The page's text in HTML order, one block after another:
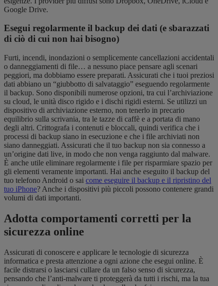
Google Drive.
Esegui regolarmente il backup dei dati (e sbarazzati
di ciò di cui non hai bisogno)
Furti, incendi, inondazioni o semplicemente cancellazioni accidentali
o danneggiamenti di file… a nessuno piace pensare agli scenari
peggiori, ma dobbiamo essere preparati. Assicurati che i tuoi preziosi
dati abbiano un “giubbotto di salvataggio” eseguendo regolarmente
il backup. Sono disponibili numerose opzioni, tra cui l’archiviazione
su cloud, le unità disco rigido e i dischi rigidi esterni. Se utilizzi un
dispositivo di archiviazione esterno, non tenerlo in precario
equilibrio sulla scrivania, tra le tazze di caffè e a portata di mano
degli altri. Crittografa i contenuti e bloccali, quindi verifica che i
processi di backup siano in esecuzione e che i file archiviati non
siano danneggiati. Assicurati che il tuo backup non sia connesso a
un’origine dati live, in modo che non venga raggiunto dal malware.
È anche utile eliminare regolarmente i file per risparmiare spazio per
gli elementi veramente importanti. Hai anche eseguito il backup del
tuo telefono Android o sai come eseguire il backup e il ripristino del
tuo iPhone? Anche i dispositivi più piccoli possono contenere grandi
volumi di dati importanti.
Adotta comportamenti corretti per la
sicurezza online
Assicurati di conoscere e applicare le tecnologie di sicurezza
informatica e presta attenzione a ogni azione che esegui online. È
facile distrarsi o lasciarsi cullare da un falso senso di sicurezza,
pensando che l’anti-malware ti proteggerà da tutti i rischi, ma la tua